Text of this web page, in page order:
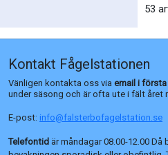
53
Kontakt Fågelstationen
Vänligen kontakta oss via email i första
under säsong och är ofta ute i fält året
E-post: info@falsterbofagelstation.se
Telefontid är måndagar 08.00-12.00